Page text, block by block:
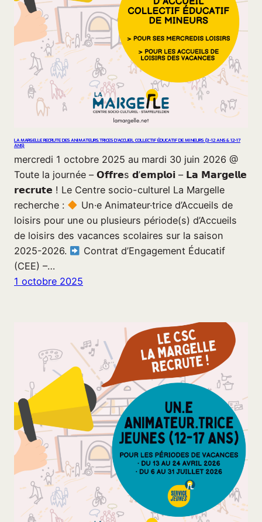
LA MARGELLE RECRUTE DES ANIMATEURS.TRICES D’ACCUEIL COLLECTIF ÉDUCATIF DE MINEURS (3-12 ANS & 12-17
ANS)
mercredi 1 octobre 2025 au mardi 30 juin 2026 @
Toute la journée – 𝗢𝗳𝗳𝗿𝗲s 𝗱’𝗲𝗺𝗽𝗹𝗼𝗶 – 𝗟𝗮 𝗠𝗮𝗿𝗴𝗲𝗹𝗹𝗲
𝗿𝗲𝗰𝗿𝘂𝘁𝗲 ! Le Centre socio-culturel La Margelle
recherche :
Un·e Animateur·trice d’Accueils de
loisirs pour une ou plusieurs période(s) d’Accueils
de loisirs des vacances scolaires sur la saison
2025-2026.
Contrat d’Engagement Éducatif
(CEE) –…
1 octobre 2025